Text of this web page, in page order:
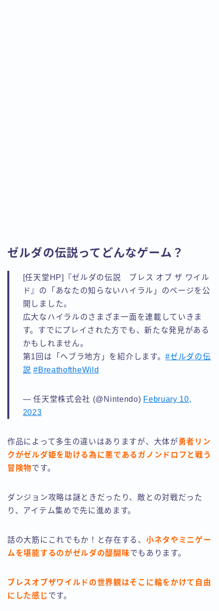
ゼルダの伝説ってどんなゲーム？
[任天堂HP]『ゼルダの伝説 ブレス オブ ザ ワイル
ド』の「あなたの知らないハイラル」のページを公
開しました。
広大なハイラルのさまざま一面を連載していきま
す。すでにプレイされた方でも、新たな発見がある
かもしれません。
第1回は「ヘブラ地方」を紹介します。#ゼルダの伝
説 #BreathoftheWild
— 任天堂株式会社 (@Nintendo) February 10,
2023
作品によって多生の違いはありますが、大体が勇者リン
クがゼルダ姫を助ける為に悪であるガノンドロフと戦う
冒険物です。
ダンジョン攻略は謎ときだったり、敵との対戦だった
り、アイテム集めで先に進めます。
話の大筋にこれでもか！と存在する、 小ネタやミニゲー
ムを堪能するのがゼルダの醍醐味でもあります。
ブレスオブザワイルドの世界観はそこに輪をかけて自由
にした感じ です。